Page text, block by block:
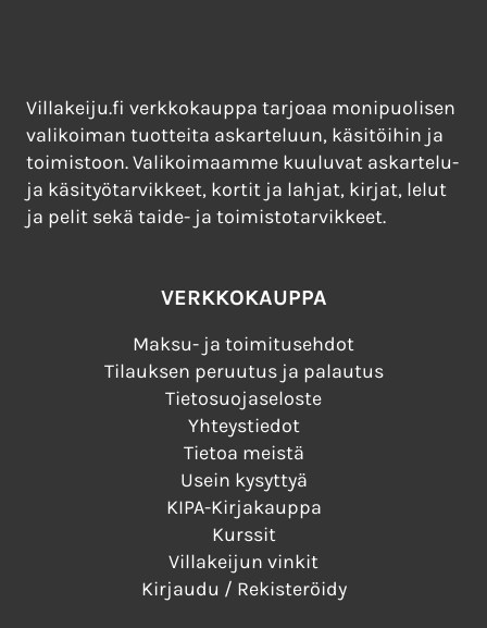
Villakeiju.fi verkkokauppa tarjoaa monipuolisen
valikoiman tuotteita askarteluun, käsitöihin ja
toimistoon. Valikoimaamme kuuluvat askartelu-
ja käsityötarvikkeet, kortit ja lahjat, kirjat, lelut
ja pelit sekä taide- ja toimistotarvikkeet.
VERKKOKAUPPA
Maksu- ja toimitusehdot
Tilauksen peruutus ja palautus
Tietosuojaseloste
Yhteystiedot
Tietoa meistä
Usein kysyttyä
KIPA-Kirjakauppa
Kurssit
Villakeijun vinkit
Kirjaudu / Rekisteröidy